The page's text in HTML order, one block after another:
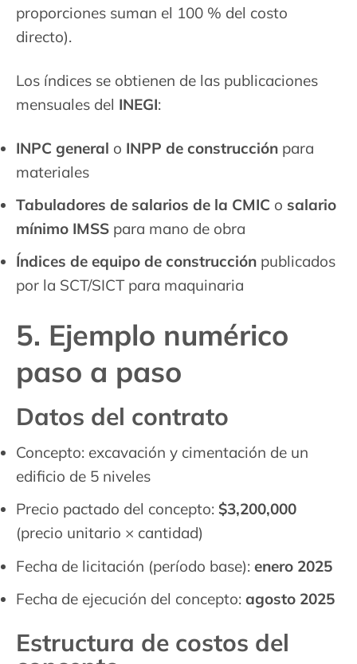
proporciones suman el 100 % del costo
directo).
Los índices se obtienen de las publicaciones
mensuales del INEGI:
INPC general o INPP de construcción para
materiales
Tabuladores de salarios de la CMIC o salario
mínimo IMSS para mano de obra
Índices de equipo de construcción publicados
por la SCT/SICT para maquinaria
5. Ejemplo numérico
paso a paso
Datos del contrato
Concepto: excavación y cimentación de un
edificio de 5 niveles
Precio pactado del concepto: $3,200,000
(precio unitario × cantidad)
Fecha de licitación (período base): enero 2025
Fecha de ejecución del concepto: agosto 2025
Estructura de costos del